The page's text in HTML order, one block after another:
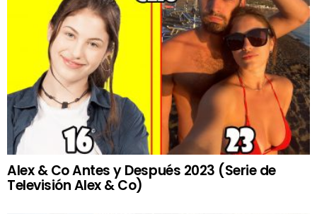
Alex & Co Antes y Después 2023 (Serie de
Televisión Alex & Co)